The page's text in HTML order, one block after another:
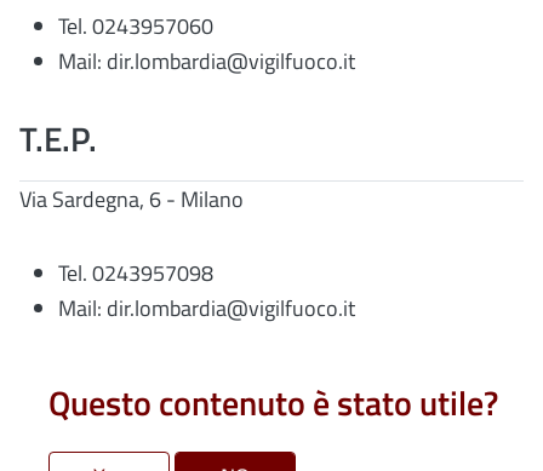
Tel. 0243957060
Mail: dir.lombardia@vigilfuoco.it
T.E.P.
Via Sardegna, 6 - Milano
Tel. 0243957098
Mail: dir.lombardia@vigilfuoco.it
Questo contenuto è stato utile?